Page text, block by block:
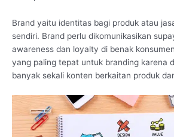
Brand yaitu identitas bagi produk atau
sendiri. Brand perlu dikomunikasikan
awareness dan loyalty di benak
yang paling tepat untuk branding karena
banyak sekali konten berkaitan produk